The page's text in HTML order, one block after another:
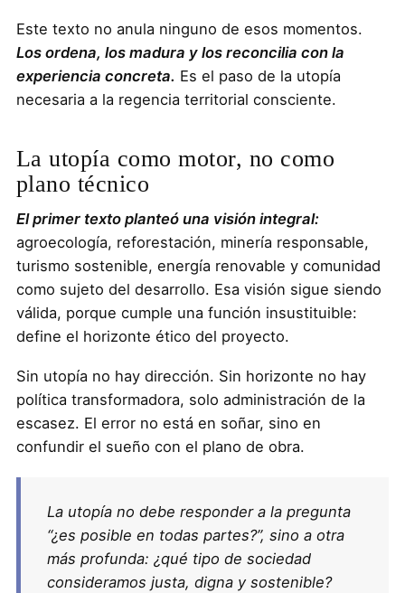
Este texto no anula ninguno de esos momentos.
Los ordena, los madura y los reconcilia con la
experiencia concreta. Es el paso de la utopía
necesaria a la regencia territorial consciente.
La utopía como motor, no como
plano técnico
El primer texto planteó una visión integral:
agroecología, reforestación, minería responsable,
turismo sostenible, energía renovable y comunidad
como sujeto del desarrollo. Esa visión sigue siendo
válida, porque cumple una función insustituible:
define el horizonte ético del proyecto.
Sin utopía no hay dirección. Sin horizonte no hay
política transformadora, solo administración de la
escasez. El error no está en soñar, sino en
confundir el sueño con el plano de obra.
La utopía no debe responder a la pregunta
“¿es posible en todas partes?”, sino a otra
más profunda: ¿qué tipo de sociedad
consideramos justa, digna y sostenible?